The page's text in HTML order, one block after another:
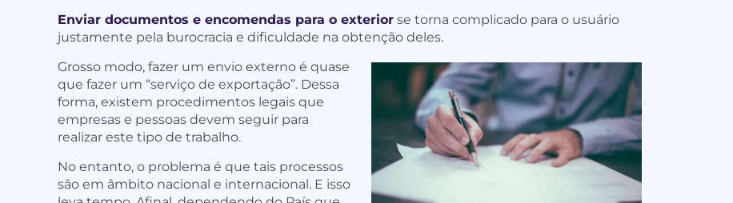
Enviar documentos e encomendas para o exterior se torna complicado para o usuário
justamente pela burocracia e dificuldade na obtenção deles.
Grosso modo, fazer um envio externo é quase
que fazer um “serviço de exportação”. Dessa
forma, existem procedimentos legais que
empresas e pessoas devem seguir para
realizar este tipo de trabalho.
No entanto, o problema é que tais processos
são em âmbito nacional e internacional. E isso